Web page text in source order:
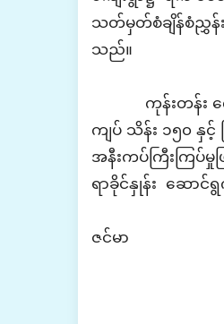
သတ်မှတ်စံချိန်စံညွှန်
သည်။
ကုန်းတန်း ကျေ
ကျပ် သိန်း ၁၅၀ နှ
အနီးကပ်ကြီးကြပ်
ရာခိုင်နှုန်း ဆောင်ရွက်
‎ဇင်မာ